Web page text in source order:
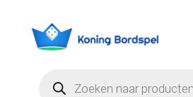
zoeken